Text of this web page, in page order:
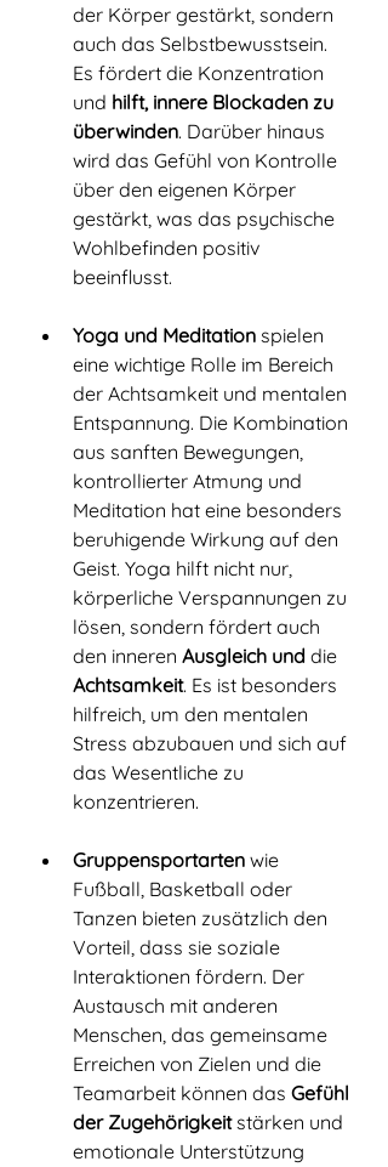
der Körper gestärkt, sondern
auch das Selbstbewusstsein.
Es fördert die Konzentration
und hilft, innere Blockaden zu
überwinden. Darüber hinaus
wird das Gefühl von Kontrolle
über den eigenen Körper
gestärkt, was das psychische
Wohlbefinden positiv
beeinflusst.
Yoga und Meditation spielen
eine wichtige Rolle im Bereich
der Achtsamkeit und mentalen
Entspannung. Die Kombination
aus sanften Bewegungen,
kontrollierter Atmung und
Meditation hat eine besonders
beruhigende Wirkung auf den
Geist. Yoga hilft nicht nur,
körperliche Verspannungen zu
lösen, sondern fördert auch
den inneren Ausgleich und die
Achtsamkeit. Es ist besonders
hilfreich, um den mentalen
Stress abzubauen und sich auf
das Wesentliche zu
konzentrieren.
Gruppensportarten wie
Fußball, Basketball oder
Tanzen bieten zusätzlich den
Vorteil, dass sie soziale
Interaktionen fördern. Der
Austausch mit anderen
Menschen, das gemeinsame
Erreichen von Zielen und die
Teamarbeit können das Gefühl
der Zugehörigkeit stärken und
emotionale Unterstützung